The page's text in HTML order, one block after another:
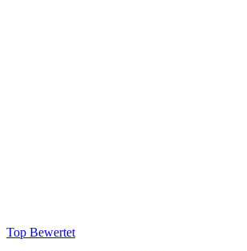
Top Bewertet